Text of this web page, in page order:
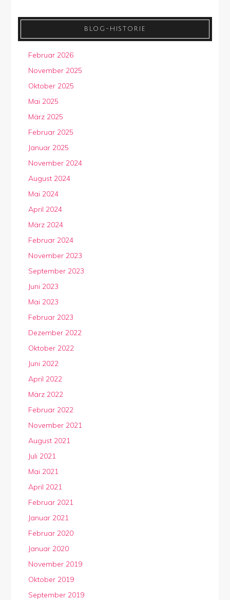
BLOG-HISTORIE
Februar 2026
November 2025
Oktober 2025
Mai 2025
März 2025
Februar 2025
Januar 2025
November 2024
August 2024
Mai 2024
April 2024
März 2024
Februar 2024
November 2023
September 2023
Juni 2023
Mai 2023
Februar 2023
Dezember 2022
Oktober 2022
Juni 2022
April 2022
März 2022
Februar 2022
November 2021
August 2021
Juli 2021
Mai 2021
April 2021
Februar 2021
Januar 2021
Februar 2020
Januar 2020
November 2019
Oktober 2019
September 2019